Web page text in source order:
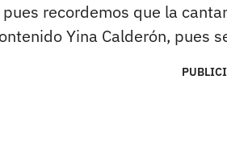
recordemos que la
Yina Calderón, pues